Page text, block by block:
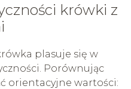
krówki z
plasuje się w
Porównując
orientacyjne wartości: